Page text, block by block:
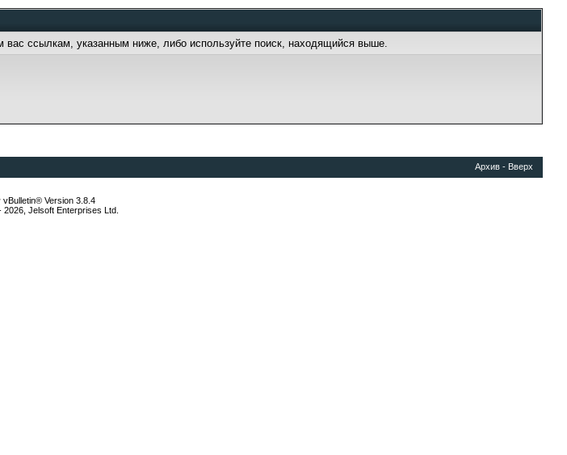
ссылкам, указанным ниже, либо используйте поиск, находящийся выше.
Архив - Вверх
vBulletin® Version 3.8.4
Jelsoft Enterprises Ltd.